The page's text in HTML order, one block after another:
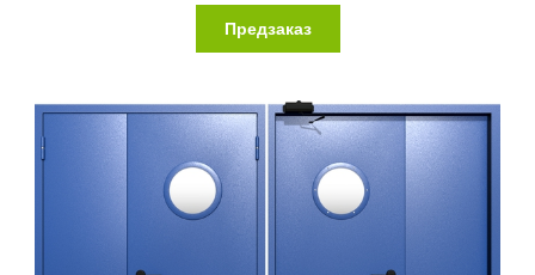
Предзаказ